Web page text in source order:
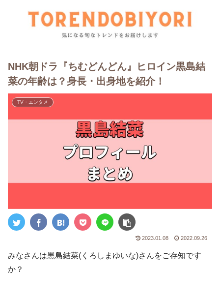
NHK朝ドラ『ちむどんどん』ヒロイン黒島結
菜の年齢は？身長・出身地を紹介！
TV・エンタメ
2023.01.08 2022.09.26
みなさんは黒島結菜(くろしまゆいな)さんをご存知です
か？